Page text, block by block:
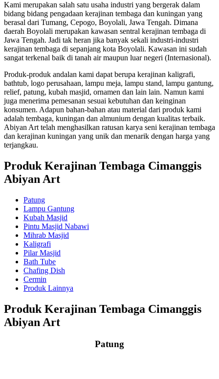
Kami merupakan salah satu usaha industri yang bergerak dalam
bidang bidang pengadaan kerajinan tembaga dan kuningan yang
berasal dari Tumang, Cepogo, Boyolali, Jawa Tengah. Dimana
daerah Boyolali merupakan kawasan sentral kerajinan tembaga di
Jawa Tengah. Jadi tak heran jika banyak sekali industri-industri
kerajinan tembaga di sepanjang kota Boyolali. Kawasan ini sudah
sangat terkenal baik di tanah air maupun luar negeri (Internasional).
Produk-produk andalan kami dapat berupa kerajinan kaligrafi,
bathtub, logo perusahaan, lampu meja, lampu stand, lampu gantung,
relief, patung, kubah masjid, ornamen dan lain lain. Namun kami
juga menerima pemesanan sesuai kebutuhan dan keinginan
konsumen. Adapun bahan-bahan atau material dari produk kami
adalah tembaga, kuningan dan almunium dengan kualitas terbaik.
Abiyan Art telah menghasilkan ratusan karya seni kerajinan tembaga
dan kerajinan kuningan yang unik dan menarik dengan harga yang
terjangkau.
Produk Kerajinan Tembaga Cimanggis
Abiyan Art
Patung
Lampu Gantung
Kubah Masjid
Pintu Masjid Nabawi
Mihrab Masjid
Kaligrafi
Pilar Masjid
Bath Tube
Chafing Dish
Cermin
Produk Lainnya
Produk Kerajinan Tembaga Cimanggis
Abiyan Art
Patung